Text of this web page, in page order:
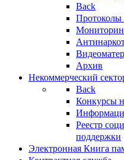
Back
Протоколы
Архив
Некоммерческий
Back
Конкурсы
Реестр
поддержки
Электронная Книга